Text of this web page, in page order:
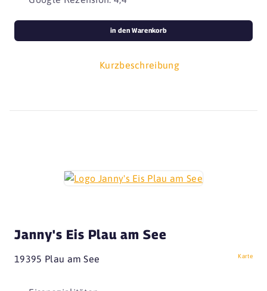
Kurzbeschreibung
in den Warenkorb
Janny's Eis Plau am See
19395 Plau am See Karte